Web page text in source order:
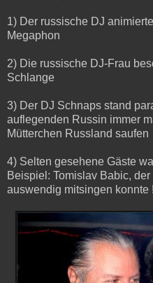
1) Der russische DJ
Megaphon
2) Die russische DJ-Frau
Schlange
3) Der DJ Schnaps stand
auflegenden Russin immer
Mütterchen Russland saufen
4) Selten gesehene Gäste
Beispiel: Tomislav Babic,
auswendig mitsingen konnte !